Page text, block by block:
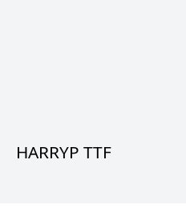
HARRYP TTF